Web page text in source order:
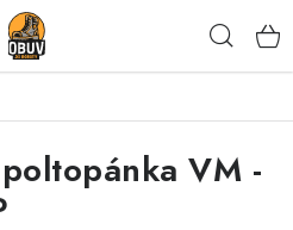
OBUV
VM -